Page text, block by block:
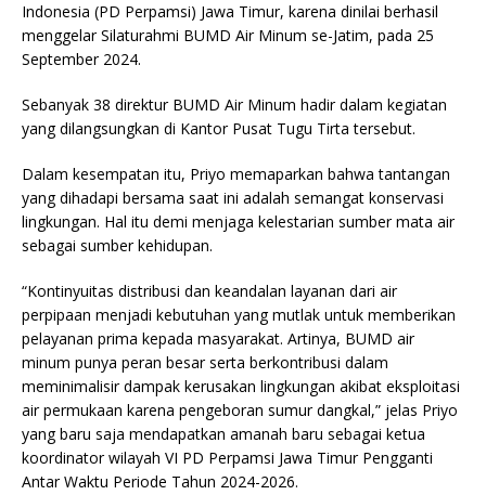
Indonesia (PD Perpamsi) Jawa Timur, karena dinilai berhasil
menggelar Silaturahmi BUMD Air Minum se-Jatim, pada 25
September 2024.
Sebanyak 38 direktur BUMD Air Minum hadir dalam kegiatan
yang dilangsungkan di Kantor Pusat Tugu Tirta tersebut.
Dalam kesempatan itu, Priyo memaparkan bahwa tantangan
yang dihadapi bersama saat ini adalah semangat konservasi
lingkungan. Hal itu demi menjaga kelestarian sumber mata air
sebagai sumber kehidupan.
“Kontinyuitas distribusi dan keandalan layanan dari air
perpipaan menjadi kebutuhan yang mutlak untuk memberikan
pelayanan prima kepada masyarakat. Artinya, BUMD air
minum punya peran besar serta berkontribusi dalam
meminimalisir dampak kerusakan lingkungan akibat eksploitasi
air permukaan karena pengeboran sumur dangkal,” jelas Priyo
yang baru saja mendapatkan amanah baru sebagai ketua
koordinator wilayah VI PD Perpamsi Jawa Timur Pengganti
Antar Waktu Periode Tahun 2024-2026.